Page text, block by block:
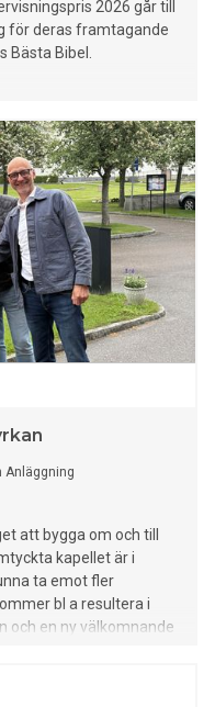
2026 går till
för deras framtagande
Bästa Bibel.
Anläggning
att bygga om och till
kapellet är i
ta emot fler
bl a resultera i
och en ny välkomnande
kommer också
få en uppfräschning. -